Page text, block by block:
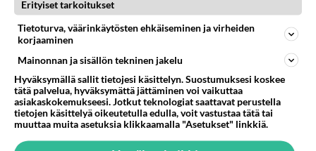
Erityiset tarkoitukset
Tietoturva, väärinkäytösten ehkäiseminen ja virheiden
korjaaminen
Mainonnan ja sisällön tekninen jakelu
Hyväksymällä sallit tietojesi käsittelyn. Suostumuksesi koskee
tätä palvelua, hyväksymättä jättäminen voi vaikuttaa
asiakaskokemukseesi. Jotkut teknologiat saattavat perustella
tietojen käsittelyä oikeutetulla edulla, voit vastustaa tätä tai
muuttaa muita asetuksia klikkaamalla "Asetukset" linkkiä.